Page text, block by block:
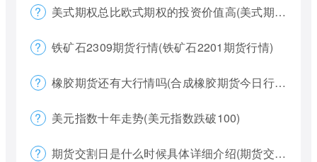
美式期权总比欧式期权的投资价值高(美式期权和欧式期权哪个风险更大)
铁矿石2309期货行情(铁矿石2201期货行情)
橡胶期货还有大行情吗(合成橡胶期货今日行情)
美元指数十年走势(美元指数跌破100)
期货交割日是什么时候具体详细介绍(期货交割日一般是涨还是跌)